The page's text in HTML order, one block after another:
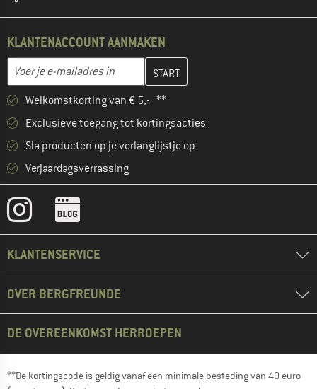
KLANTENACCOUNT AANMAKEN
E-mailadres
Vul je e-mailadres hier in en maak in de volgende stap je
Welkomstkorting van € 5,- **
Exclusieve toegang tot kortingsacties
Sla producten op je verlanglijstje op
Verjaardagsverrassing
KLANTENSERVICE
OVER BERGFREUNDE
DE OVEREENKOMST HERROEPEN
**De kortingscode is geldig vanaf een minimale besteding van 40 euro